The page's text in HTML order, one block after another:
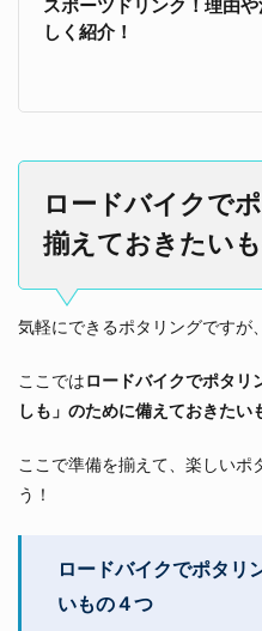
スポーツドリンク！理由
しく紹介！
ロードバイクで
揃えておきたい
気軽にできるポタリングですが、
ここでは ロードバイクでポタリ
しも」のために備えておきたい
ここで準備を揃えて、楽しいポ
う！
ロードバイクでポタリ
いもの４つ